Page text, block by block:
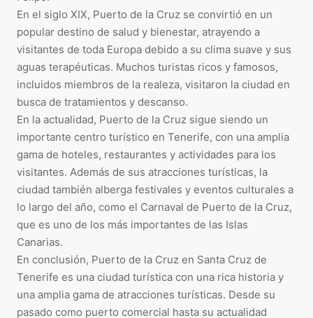
En el siglo XIX, Puerto de la Cruz se convirtió en un
popular destino de salud y bienestar, atrayendo a
visitantes de toda Europa debido a su clima suave y sus
aguas terapéuticas. Muchos turistas ricos y famosos,
incluidos miembros de la realeza, visitaron la ciudad en
busca de tratamientos y descanso.
En la actualidad, Puerto de la Cruz sigue siendo un
importante centro turístico en Tenerife, con una amplia
gama de hoteles, restaurantes y actividades para los
visitantes. Además de sus atracciones turísticas, la
ciudad también alberga festivales y eventos culturales a
lo largo del año, como el Carnaval de Puerto de la Cruz,
que es uno de los más importantes de las Islas
Canarias.
En conclusión, Puerto de la Cruz en Santa Cruz de
Tenerife es una ciudad turística con una rica historia y
una amplia gama de atracciones turísticas. Desde su
pasado como puerto comercial hasta su actualidad